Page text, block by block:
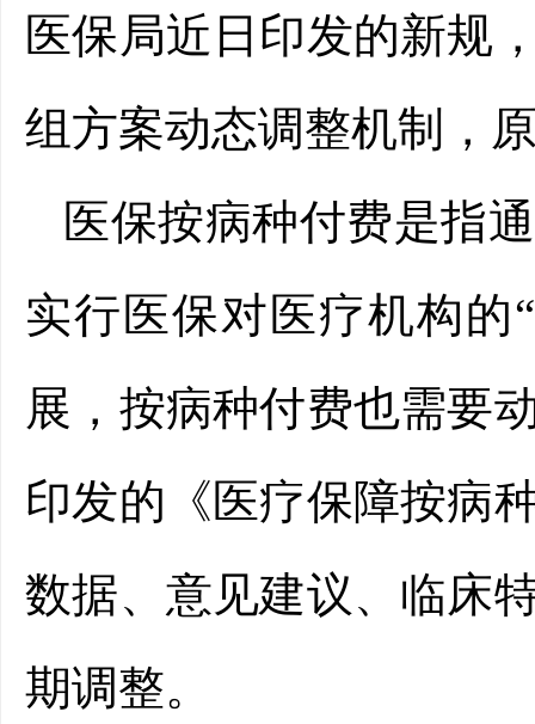
医保局近日印发的新规
组方案动态调整机制，
医保按病种付费是指
实行医保对医疗机构的
展，按病种付费也需要
印发的 《医疗保障按病
数据、意见建议、临床
期调整。